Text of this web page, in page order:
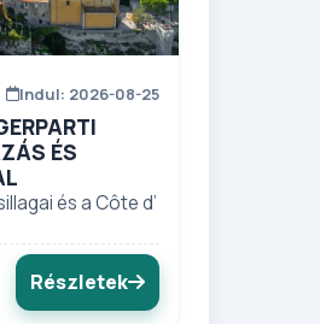
Indul: 2026-08-25
ÉS
és a Côte d’
Részletek